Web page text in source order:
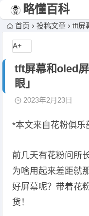
略懂百科
首页 投稿文章 tft屏
tft屏幕和oled
眼」
2023年2月23日
*本文来自花粉俱乐
前几天有花粉问所
为啥用起来差距就
好屏幕呢？带着花
货！
A+